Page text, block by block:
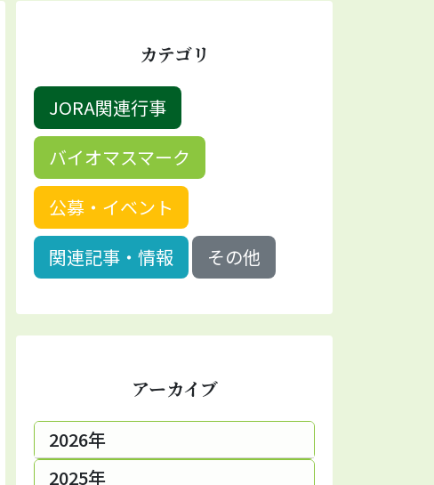
カテゴリ
JORA関連行事
バイオマスマーク
公募・イベント
関連記事・情報
その他
アーカイブ
2026年
2025年